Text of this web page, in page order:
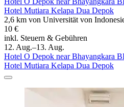
Hotel Mutiara Kelapa Dua Depok
2,6 km von Universität von
10 €
inkl. Steuern & Gebühren
12. Aug.–13. Aug.
Hotel O Depok near Bhayangkara
Hotel Mutiara Kelapa Dua Depok